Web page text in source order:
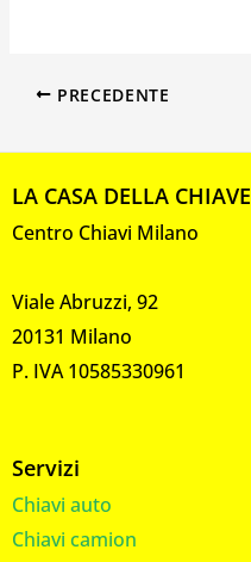
PRECEDENTE
LA CASA DELLA CHIAVE
Centro Chiavi Milano
Viale Abruzzi, 92
20131 Milano
P. IVA 10585330961
Servizi
Chiavi auto
Chiavi camion